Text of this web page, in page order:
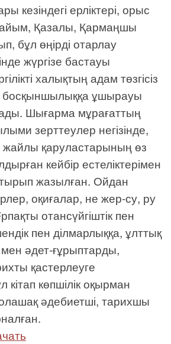
кезіндегі ерліктері, орыс
Қазалы, Қармаңшы
бұл өңірді отарлау
жүргізе бастауы
халықтың адам төзгісіз
босқыншылыққа ұшырауы
Шығарма мұрағаттың
зерттеулер негізінде,
қаруластарының өз
кейбір естеліктерімен
жазылған. Ойдан
оқиғалар, не жер-су, ру
отансүйгіштік пен
пен ділмарлыққа, ұлттық
әдет-ғұрыптарды,
қастерлеуге
кітап көпшілік оқырман
әдебиетші, тарихшы